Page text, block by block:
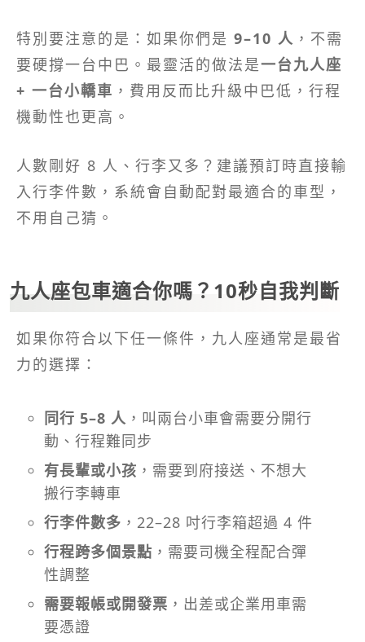
特別要注意的是：如果你們是 9–10 人 ，不需
要硬撐一台中巴。最靈活的做法是一台九人座
+ 一台小轎車 ，費用反而比升級中巴低，行程
機動性也更高。
人數剛好 8 人、行李又多？建議預訂時直接輸
入行李件數，系統會自動配對最適合的車型，
不用自己猜。
九人座包車適合你嗎？10秒自我判斷
如果你符合以下任一條件，九人座通常是最省
力的選擇：
同行 5–8 人 ，叫兩台小車會需要分開行
動、行程難同步
有長輩或小孩 ，需要到府接送、不想大
搬行李轉車
行李件數多 ，22–28 吋行李箱超過 4 件
行程跨多個景點 ，需要司機全程配合彈
性調整
需要報帳或開發票 ，出差或企業用車需
要憑證